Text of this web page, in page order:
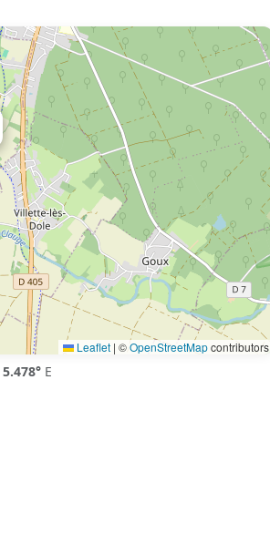
Leaflet | ©OpenStreetMapcontributors
5.478° E